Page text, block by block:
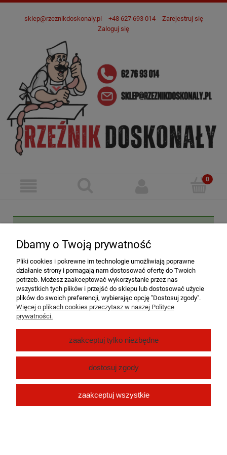
sklep@rzeznikdoskonaly.pl +48 627 693 014
Zarejestruj się
Zaloguj się
Moje konto
Płatności i dostawa
O nas
pokaż pełną wersję strony
Sklep internetowy Shoper.pl
Dbamy o Twoją prywatność
Pliki cookies i pokrewne im technologie umożliwiają poprawne
działanie strony i pomagają nam dostosować ofertę do Twoich
potrzeb. Możesz zaakceptować wykorzystanie przez nas
wszystkich tych plików i przejść do sklepu lub dostosować użycie
plików do swoich preferencji, wybierając opcję "Dostosuj zgody".
Więcej o plikach cookies przeczytasz w naszej Polityce
prywatności.
zaakceptuj tylko niezbędne
dostosuj zgody
zaakceptuj wszystkie